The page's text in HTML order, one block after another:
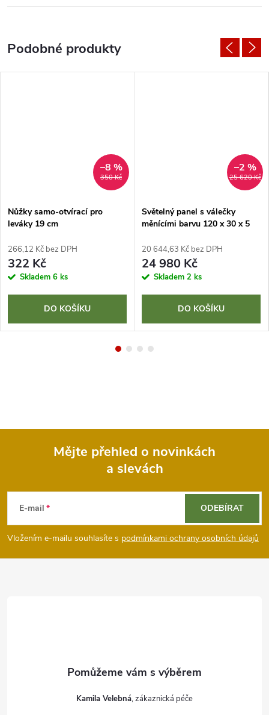
350 Kč
–8 %
Nůžky samo-otvírací pro
leváky 19 cm
266,12 Kč bez DPH
322 Kč
Skladem 6 ks
DO KOŠÍKU
25 620 Kč
–2 %
Světelný panel s válečky
měnícími barvu 120 x 30 x 5
20 644,63 Kč bez DPH
24 980 Kč
Skladem 2 ks
DO KOŠÍKU
p
Mějte přehled o novinkách
a slevách
E-mail
Vložením e-mailu souhlasíte s podmínkami ochrany osobních údajů
ODEBÍRAT
Kamila Velebná